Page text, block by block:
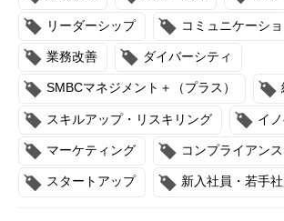
リーダーシップ コミュニケーシ
業務改善 ダイバーシティ
SMBCマネジメント＋（プラス）
スキルアップ・リスキリング イ
マーケティング コンプライアン
スタートアップ 新入社員・若手社